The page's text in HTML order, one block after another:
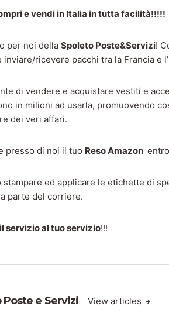
e vendi in Italia in tutta facilità!!!!!
per noi della Spoleto Poste&Servizi!
inviare/ricevere pacchi tra la Francia e
di vendere e acquistare vestiti e
in milioni ad usarla, promuovendo
dei veri affari.
presso di noi il tuo Reso Amazon
stampare ed applicare le etichette di
parte del corriere.
il servizio al tuo servizio!!!
Poste e Servizi View articles